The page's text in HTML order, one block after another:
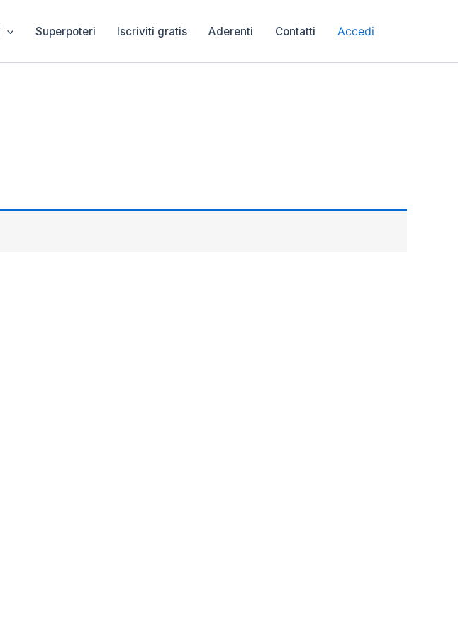
Superpoteri Iscriviti gratis Aderenti Contatti Accedi